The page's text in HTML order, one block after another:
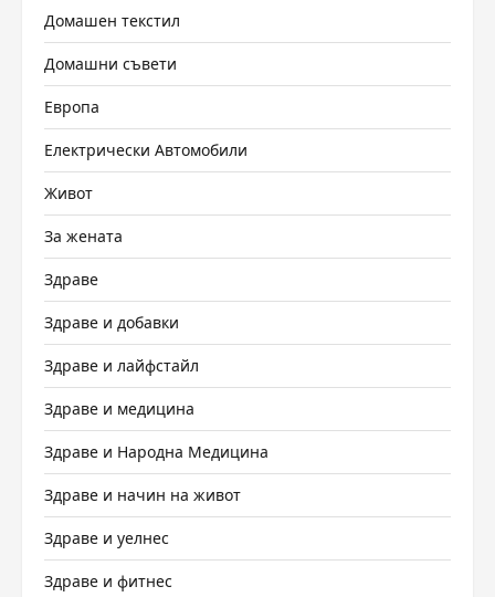
Домашен текстил
Домашни съвети
Европа
Електрически Автомобили
Живот
За жената
Здраве
Здраве и добавки
Здраве и лайфстайл
Здраве и медицина
Здраве и Народна Медицина
Здраве и начин на живот
Здраве и уелнес
Здраве и фитнес